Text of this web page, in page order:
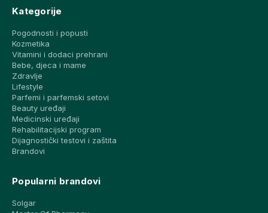
Kategorije
Pogodnosti i popusti
Kozmetika
Vitamini i dodaci prehrani
Bebe, djeca i mame
Zdravlje
Lifestyle
Parfemi i parfemski setovi
Beauty uređaji
Medicinski uređaji
Rehabilitacijski program
Dijagnostički testovi i zaštita
Brandovi
Popularni brandovi
Solgar